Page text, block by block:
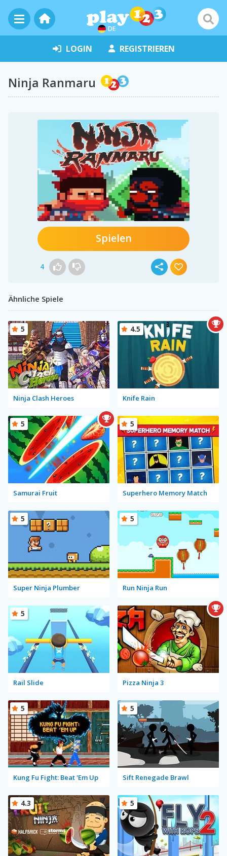
DE
LOGIN REGISTRIEREN
Ninja Ranmaru
Spielen
4
Ähnliche Spiele
Ninja Clash Heroes
5
Knife Rain
4.5
Samurai Fruit
5
Superhero Memory Match
5
Super Ninja Plumber
5
Run Ninja Run
5
Rail Slide
5
Pizza Ninja 3
Kung Fu Fight: Beat 'Em Up
5
Sift Renegade Brawl
5
4.3 5